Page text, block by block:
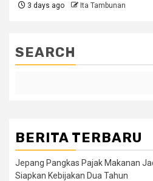
3 days ago Ita Tambunan
SEARCH
BERITA TERBARU
Jepang Pangkas Pajak Makanan
Siapkan Kebijakan Dua Tahun